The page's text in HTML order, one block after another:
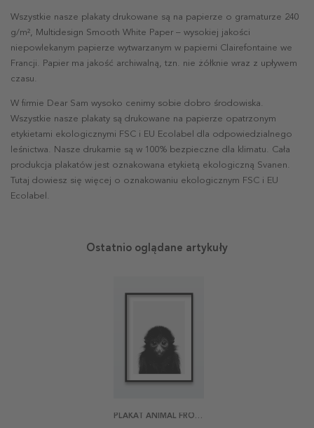
Wszystkie nasze plakaty drukowane są na papierze o gramaturze 240
g/m², Multidesign Smooth White Paper – wysokiej jakości
niepowlekanym papierze wytwarzanym w papierni Clairefontaine we
Francji. Papier ma jakość archiwalną, tzn. nie żółknie wraz z upływem
czasu.
W firmie Dear Sam wysoko cenimy sobie dobro środowiska.
Wszystkie nasze plakaty są drukowane na papierze opatrzonym
etykietami ekologicznymi FSC i EU Ecolabel dla odpowiedzialnego
leśnictwa. Nasze drukarnie są w 100% bezpieczne dla klimatu. Cała
produkcja plakatów jest oznakowana etykietą ekologiczną Svanen.
Tutaj dowiesz się więcej o oznakowaniu ekologicznym FSC i EU
Ecolabel.
Ostatnio oglądane artykuły
PLAKAT ANIMAL FRONT MONKEY